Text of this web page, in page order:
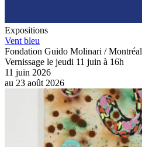
Expositions
Vent bleu
Fondation Guido Molinari / Montréal
Vernissage le jeudi 11 juin à 16h
11 juin 2026
au 23 août 2026